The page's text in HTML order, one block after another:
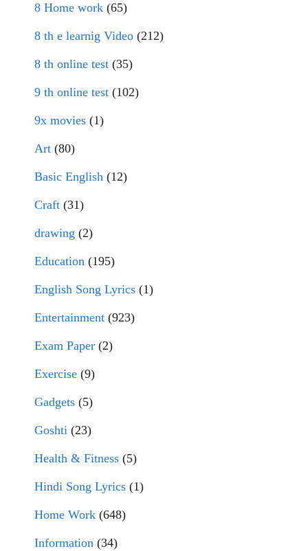
8 Home work (65)
8 th e learnig Video (212)
8 th online test (35)
9 th online test (102)
9x movies (1)
Art (80)
Basic English (12)
Craft (31)
drawing (2)
Education (195)
English Song Lyrics (1)
Entertainment (923)
Exam Paper (2)
Exercise (9)
Gadgets (5)
Goshti (23)
Health & Fitness (5)
Hindi Song Lyrics (1)
Home Work (648)
Information (34)